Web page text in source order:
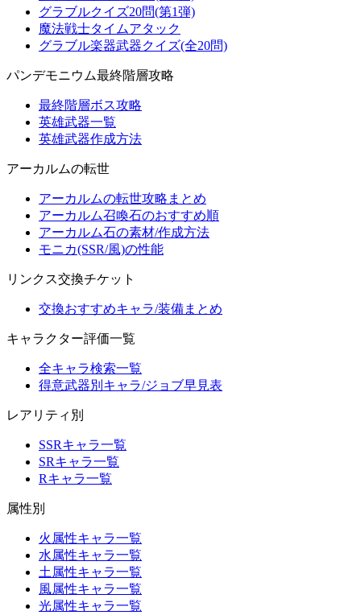
グラブルクイズ20問(第1弾)
魔法戦士タイムアタック
グラブル楽器武器クイズ(全20問)
パンデモニウム最終階層攻略
最終階層ボス攻略
英雄武器一覧
英雄武器作成方法
アーカルムの転世
アーカルムの転世攻略まとめ
アーカルム召喚石のおすすめ順
アーカルム石の素材/作成方法
モニカ(SSR/風)の性能
リンクス交換チケット
交換おすすめキャラ/装備まとめ
キャラクター評価一覧
全キャラ検索一覧
得意武器別キャラ/ジョブ早見表
レアリティ別
SSRキャラ一覧
SRキャラ一覧
Rキャラ一覧
属性別
火属性キャラ一覧
水属性キャラ一覧
土属性キャラ一覧
風属性キャラ一覧
光属性キャラ一覧